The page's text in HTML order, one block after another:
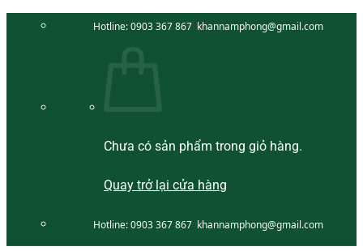
Hotline:0903 367 867 khannamphong@gmail.com
Chưa có sản phẩm trong giỏ hàng.
Quay trở lại cửa hàng
Hotline:0903 367 867 khannamphong@gmail.com